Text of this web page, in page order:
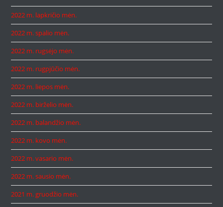
2022 m. lapkričio mėn.
2022 m. spalio mėn.
2022 m. rugsėjo mėn.
2022 m. rugpjūčio mėn.
2022 m. liepos mėn.
2022 m. birželio mėn.
2022 m. balandžio mėn.
2022 m. kovo mėn.
2022 m. vasario mėn.
2022 m. sausio mėn.
2021 m. gruodžio mėn.